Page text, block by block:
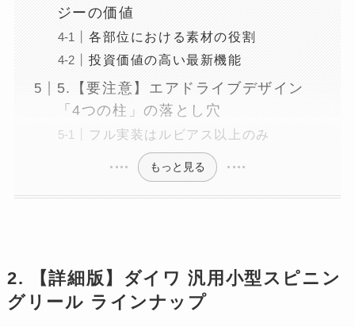
ジーの価値
各部位における素材の役割
投資価値の高い最新機能
5.【要注意】エアドライブデザイン
「4つの柱」の落とし穴
フル実装はルビアス以上のみ
もっと見る
2. 【詳細版】ダイワ 汎用小型スピニン
グリール ラインナップ